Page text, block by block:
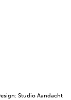
Studio Aandacht